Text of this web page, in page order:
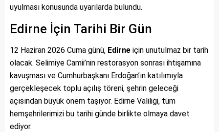
uyulması konusunda uyarılarda bulundu.
Edirne İçin Tarihi Bir Gün
12 Haziran 2026 Cuma günü, Edirne için unutulmaz bir tarih
olacak. Selimiye Camii’nin restorasyon sonrası ihtişamına
kavuşması ve Cumhurbaşkanı Erdoğan’ın katılımıyla
gerçekleşecek toplu açılış töreni, şehrin geleceği
açısından büyük önem taşıyor. Edirne Valiliği, tüm
hemşehrilerimizi bu tarihi günde birlikte olmaya davet
ediyor.